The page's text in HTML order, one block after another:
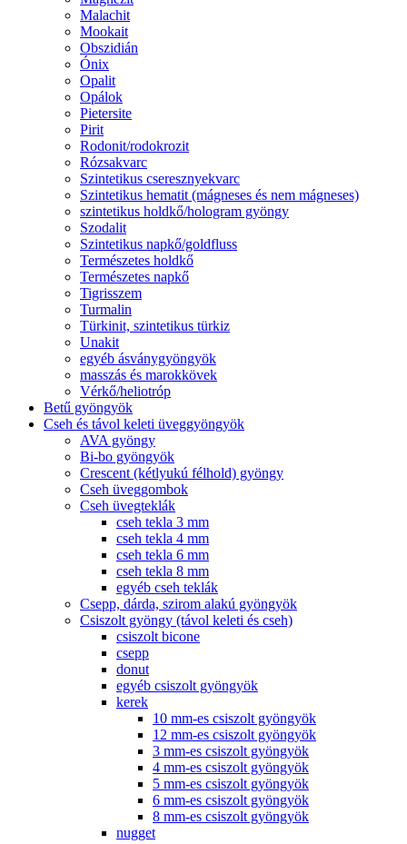
Malachit
Mookait
Obszidián
Ónix
Opalit
Opálok
Pietersite
Pirit
Rodonit/rodokrozit
Rózsakvarc
Szintetikus cseresznyekvarc
Szintetikus hematit (mágneses és nem mágneses)
szintetikus holdkő/hologram gyöngy
Szodalit
Szintetikus napkő/goldfluss
Természetes holdkő
Természetes napkő
Tigrisszem
Turmalin
Türkinit, szintetikus türkiz
Unakit
egyéb ásványgyöngyök
masszás és marokkövek
Vérkő/heliotróp
Betű gyöngyök
Cseh és távol keleti üveggyöngyök
AVA gyöngy
Bi-bo gyöngyök
Crescent (kétlyukú félhold) gyöngy
Cseh üveggombok
Cseh üvegteklák
cseh tekla 3 mm
cseh tekla 4 mm
cseh tekla 6 mm
cseh tekla 8 mm
egyéb cseh teklák
Csepp, dárda, szirom alakú gyöngyök
Csiszolt gyöngy (távol keleti és cseh)
csiszolt bicone
csepp
donut
egyéb csiszolt gyöngyök
kerek
10 mm-es csiszolt gyöngyök
12 mm-es csiszolt gyöngyök
3 mm-es csiszolt gyöngyök
4 mm-es csiszolt gyöngyök
5 mm-es csiszolt gyöngyök
6 mm-es csiszolt gyöngyök
8 mm-es csiszolt gyöngyök
nugget